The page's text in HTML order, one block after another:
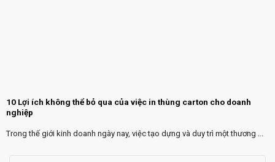
10 Lợi ích không thể bỏ qua của việc in thùng carton cho doanh
nghiệp
Trong thế giới kinh doanh ngày nay, việc tạo dựng và duy trì một thương ...